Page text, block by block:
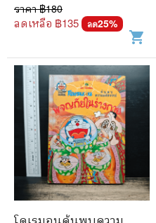
ราคา ฿180
ลดเหลือ ฿135 ลด25%
shopping_cart
โดเรมอนค้นพบความ